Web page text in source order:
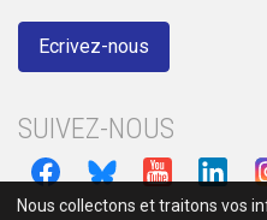
Ecrivez-nous
SUIVEZ-NOUS
Nous collectons et traitons vos